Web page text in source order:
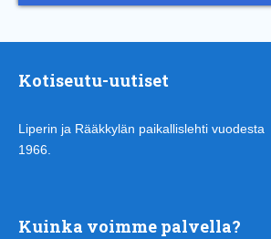
Kotiseutu-uutiset
Liperin ja Rääkkylän paikallislehti vuodesta
1966.
Kuinka voimme palvella?